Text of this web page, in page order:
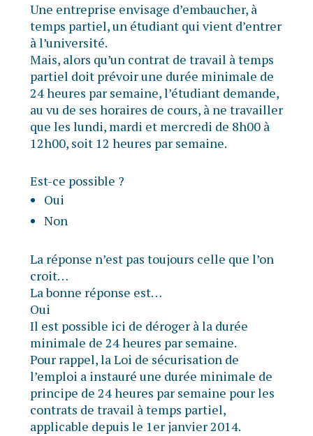
Une entreprise envisage d’embaucher, à
temps partiel, un étudiant qui vient d’entrer
à l’université.
Mais, alors qu’un contrat de travail à temps
partiel doit prévoir une durée minimale de
24 heures par semaine, l’étudiant demande,
au vu de ses horaires de cours, à ne travailler
que les lundi, mardi et mercredi de 8h00 à
12h00, soit 12 heures par semaine.
Est-ce possible ?
Oui
Non
La réponse n’est pas toujours celle que l’on
croit…
La bonne réponse est…
Oui
Il est possible ici de déroger à la durée
minimale de 24 heures par semaine.
Pour rappel, la Loi de sécurisation de
l’emploi a instauré une durée minimale de
principe de 24 heures par semaine pour les
contrats de travail à temps partiel,
applicable depuis le 1er janvier 2014.